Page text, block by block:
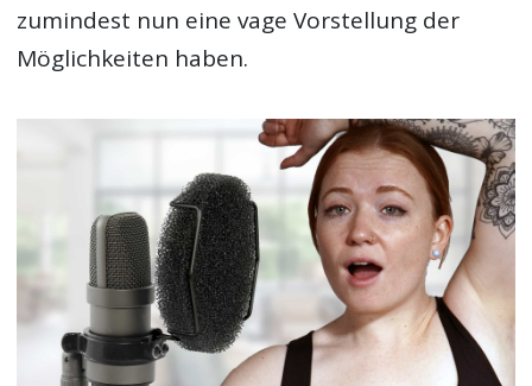
zumindest nun eine vage Vorstellung der
Möglichkeiten haben.